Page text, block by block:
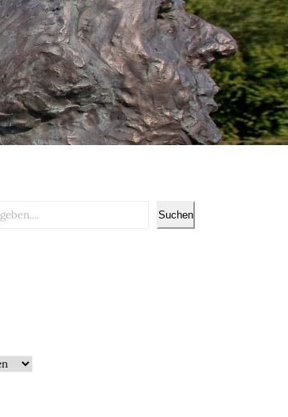
Suchen